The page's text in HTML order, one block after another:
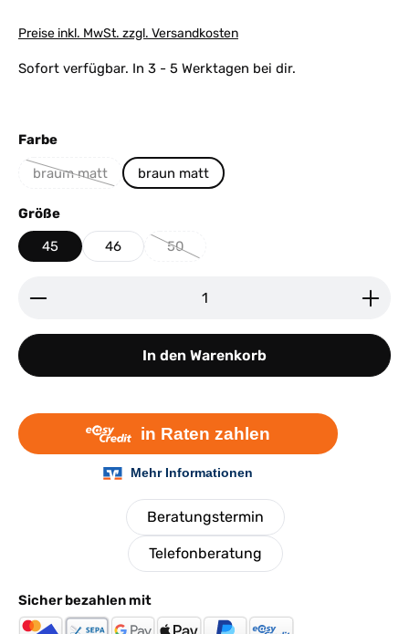
Preise inkl. MwSt. zzgl. Versandkosten
Sofort verfügbar. In 3 - 5 Werktagen bei dir.
Farbeauswählen
braum matt
(Diese Option ist zurzeit nicht verfügbar.)
braun matt
Größeauswählen
45 46 50
(Diese Option ist zurzeit nicht verfügbar.)
Produkt Anzahl: Gib den gewünschten Wert ein
In den Warenkorb
Beratungstermin
Telefonberatung
Sicher bezahlen mit